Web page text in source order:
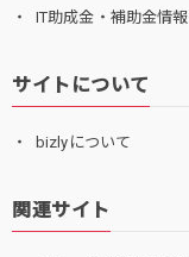
IT助成金・補助金情報
サイトについて
bizlyについて
関連サイト